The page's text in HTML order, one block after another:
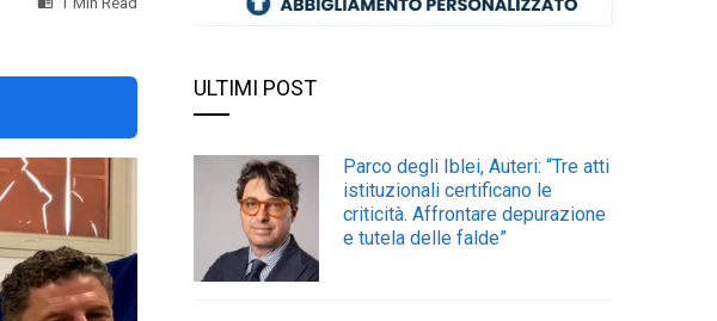
ULTIMI POST
Parco degli Iblei, Auteri: “Tre atti
istituzionali certificano le
criticità. Affrontare depurazione
e tutela delle falde”